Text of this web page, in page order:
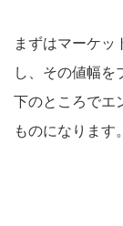
まずはマーケッ
し、その値幅を
下のところでエ
ものになります。